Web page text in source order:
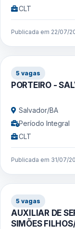
CLT
Publicada em 22/07/
5 vagas
PORTEIRO -
Salvador/BA
Período Integral
CLT
Publicada em 31/07/
5 vagas
AUXILIAR DE
SIMÕES